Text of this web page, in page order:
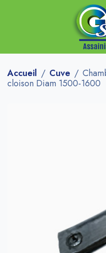
Accueil Cuve
cloison Diam 1500-1600